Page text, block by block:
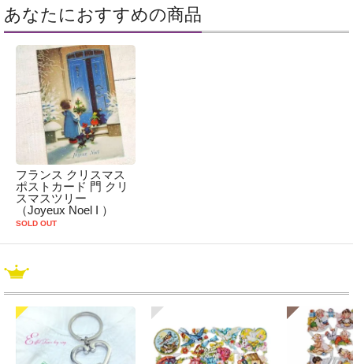
あなたにおすすめの商品
フランス クリスマス
ポストカード 門 クリ
スマスツリー
（Joyeux Noel I ）
SOLD OUT